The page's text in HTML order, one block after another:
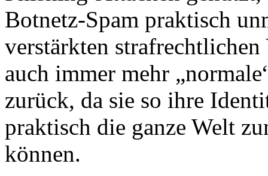
Botnetz-Spam praktisch
verstärkten
auch immer mehr
zurück, da sie so ihre
praktisch die ganze Welt
können.